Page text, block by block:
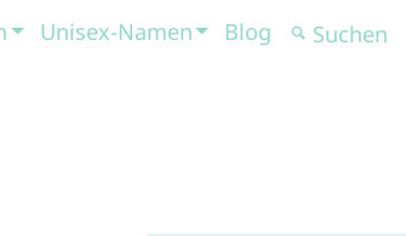
Unisex-Namen Blog